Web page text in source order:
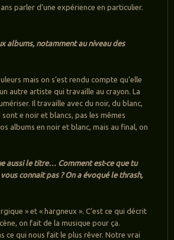
parler d’une expérience en particulier.
albums, notamment au niveau des
mais on s’est rendu compte qu’elle
autre artiste qui travaille au crayon. La
Il travaille avec du noir, du blanc,
e noir et blancs, pas les mêmes
albums en noir et blanc, mais au final, on
aussi le titre… Comment est-ce que tu
connait pas ? On a évoqué le thrash,
» et « hargneux ». C’est ce qui décrit
on fait de la musique pour ça.
ce qui nous fait le plus rêver. Notre vrai